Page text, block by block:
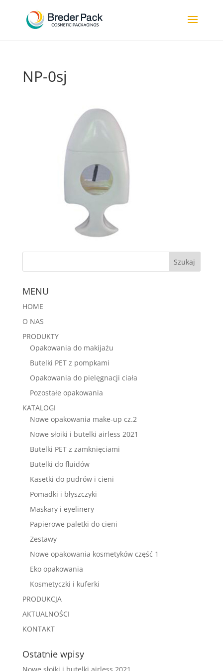
NP-0sj
MENU
HOME
O NAS
PRODUKTY
Opakowania do makijażu
Butelki PET z pompkami
Opakowania do pielęgnacji ciała
Pozostałe opakowania
KATALOGI
Nowe opakowania make-up cz.2
Nowe słoiki i butelki airless 2021
Butelki PET z zamknięciami
Butelki do fluidów
Kasetki do pudrów i cieni
Pomadki i błyszczyki
Maskary i eyelinery
Papierowe paletki do cieni
Zestawy
Nowe opakowania kosmetyków część 1
Eko opakowania
Kosmetyczki i kuferki
PRODUKCJA
AKTUALNOŚCI
KONTAKT
Ostatnie wpisy